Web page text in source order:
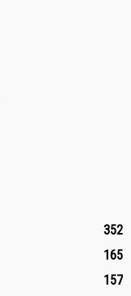
352
165
157